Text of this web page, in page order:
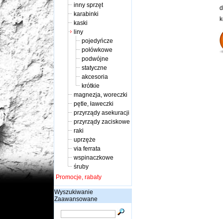
inny sprzęt
karabinki
kaski
liny
pojedyńcze
połówkowe
podwójne
statyczne
akcesoria
krótkie
magnezja, woreczki
pętle, ławeczki
przyrządy asekuracji
przyrządy zaciskowe
raki
uprzęże
via ferrata
wspinaczkowe
śruby
Promocje, rabaty
Wyszukiwanie
Zaawansowane